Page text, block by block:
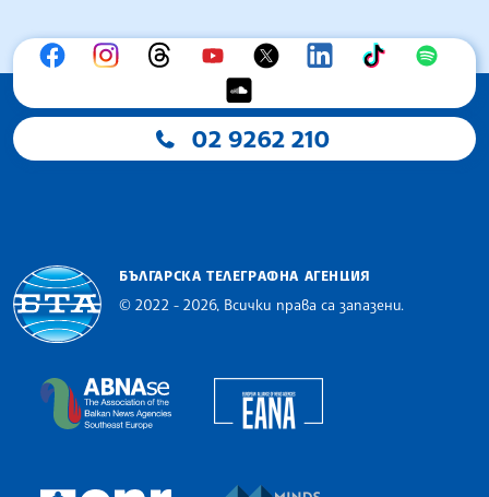
02 9262 210
БЪЛГАРСКА ТЕЛЕГРАФНА АГЕНЦИЯ
© 2022 - 2026, Всички права са запазени.
The Assocoation of the Balkan News Agencies